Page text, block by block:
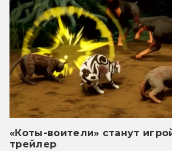
«Коты-воители» станут
трейлер